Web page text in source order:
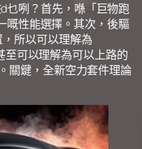
乜咧？首先，喺「巨物跑
嘅性能選擇。其次，後驅
所以可以理解為
可以理解為可以上路的
關鍵，全新空力套件理論